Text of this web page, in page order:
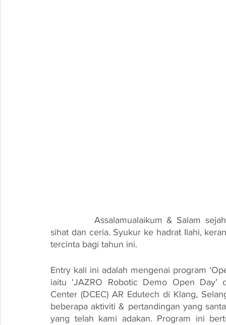
sihat dan ceria. Syukur ke hadrat Ilahi,
tercinta bagi tahun ini.
Entry kali ini adalah mengenai program
iaitu 'JAZRO Robotic Demo Open Day’
Center (DCEC) AR Edutech di Klang,
beberapa aktiviti & pertandingan yang
yang telah kami adakan. Program ini